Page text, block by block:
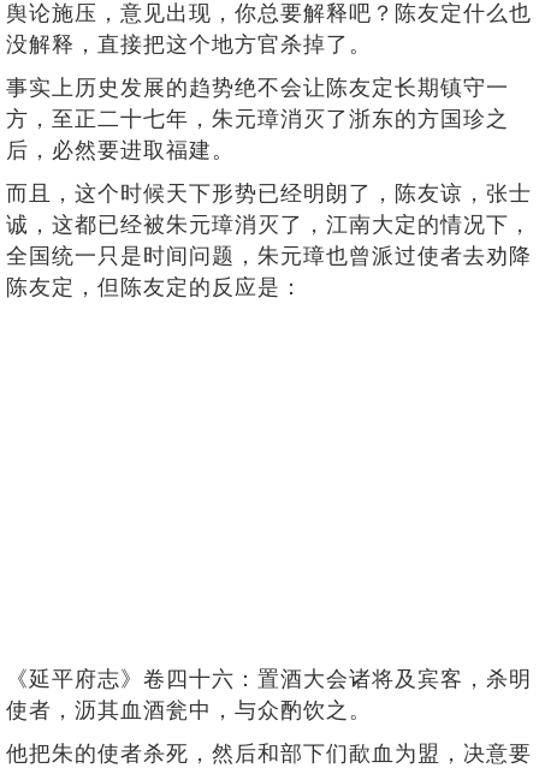
舆论施压，意见出现，你总要解释吧？陈友定什么也
没解释，直接把这个地方官杀掉了。
事实上历史发展的趋势绝不会让陈友定长期镇守一
方，至正二十七年，朱元璋消灭了浙东的方国珍之
后，必然要进取福建。
而且，这个时候天下形势已经明朗了，陈友谅，张士
诚，这都已经被朱元璋消灭了，江南大定的情况下，
全国统一只是时间问题，朱元璋也曾派过使者去劝降
陈友定，但陈友定的反应是：
《延平府志》卷四十六：置酒大会诸将及宾客，杀明
使者，沥其血酒瓮中，与众酌饮之。
他把朱的使者杀死，然后和部下们歃血为盟，决意要